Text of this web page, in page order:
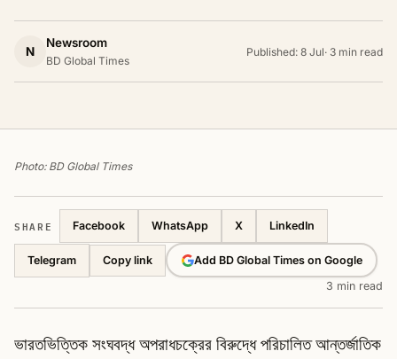
N
Newsroom
BD Global Times
Published: 8 Jul· 3 min read
Photo: BD Global Times
SHARE Facebook WhatsApp X LinkedIn
Telegram Copy link
Add BD Global Times on Google
3 min read
ভারতভিত্তিক সংঘবদ্ধ অপরাধচক্রের বিরুদ্ধে পরিচালিত আন্তর্জাতিক